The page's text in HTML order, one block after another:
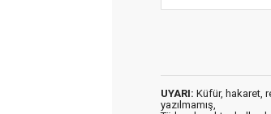
UYARI: Küfür, hakaret,
yazılmamış,